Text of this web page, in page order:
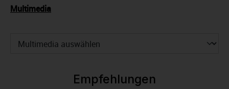
Multimedia
Empfehlungen